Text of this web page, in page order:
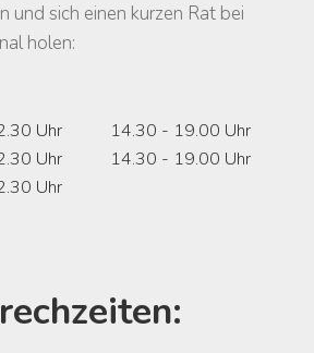
und sich einen kurzen Rat bei
holen:
Uhr
14.30 - 19.00 Uhr
Uhr
14.30 - 19.00 Uhr
Uhr